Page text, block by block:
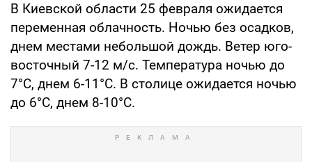
В Киевской области 25 февраля ожидается
переменная облачность. Ночью без осадков,
днем местами небольшой дождь. Ветер юго-
восточный 7-12 м/с. Температура ночью до
7°С, днем 6-11°С. В столице ожидается ночью
до 6°С, днем 8-10°С.